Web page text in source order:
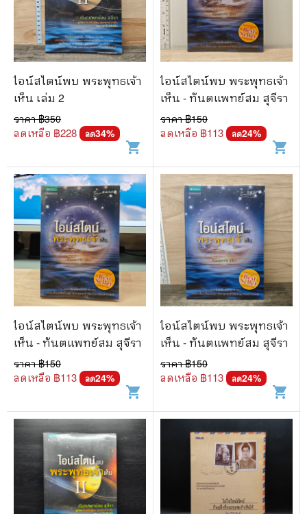
ไอน์สไตน์พบ พระพุทธเจ้า
เห็น เล่ม 2
ราคา ฿350
ลดเหลือ ฿228 ลด34%
shopping_cart
ไอน์สไตน์พบ พระพุทธเจ้า
เห็น - ทันตแพทย์สม สุจีรา
ราคา ฿150
ลดเหลือ ฿113 ลด24%
shopping_cart
ไอน์สไตน์พบ พระพุทธเจ้า
เห็น - ทันตแพทย์สม สุจีรา
ราคา ฿150
ลดเหลือ ฿113 ลด24%
shopping_cart
ไอน์สไตน์พบ พระพุทธเจ้า
เห็น - ทันตแพทย์สม สุจีรา
ราคา ฿150
ลดเหลือ ฿113 ลด24%
shopping_cart
🐲 หนังสือเด็ก
📕 นิตยสาร
🌎 International Books
🎲 Board Game
📅 สินค้าอื่นๆ